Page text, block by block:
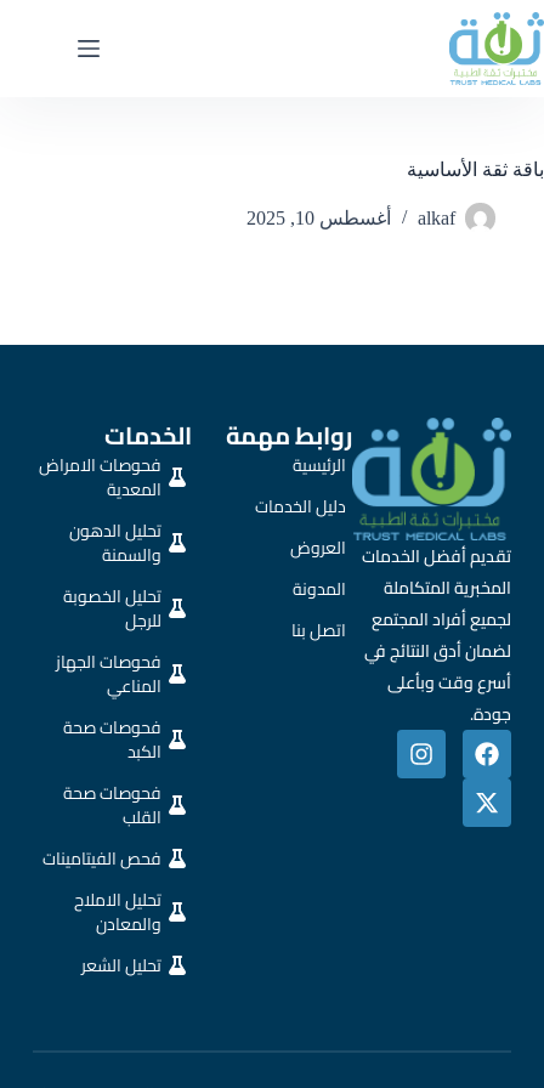
باقة ثقة الأساسية
alkaf أغسطس 10, 2025
تقديم أفضل الخدمات
المخبرية المتكاملة
لجميع أفراد المجتمع
لضمان أدق النتائج في
أسرع وقت وبأعلى
جودة.
روابط مهمة
الرئيسية
دليل الخدمات
العروض
المدونة
اتصل بنا
الخدمات
فحوصات الامراض
المعدية
تحليل الدهون
والسمنة
تحليل الخصوبة
للرجل
فحوصات الجهاز
المناعي
فحوصات صحة
الكبد
فحوصات صحة
القلب
فحص الفيتامينات
تحليل الاملاح
والمعادن
تحليل الشعر